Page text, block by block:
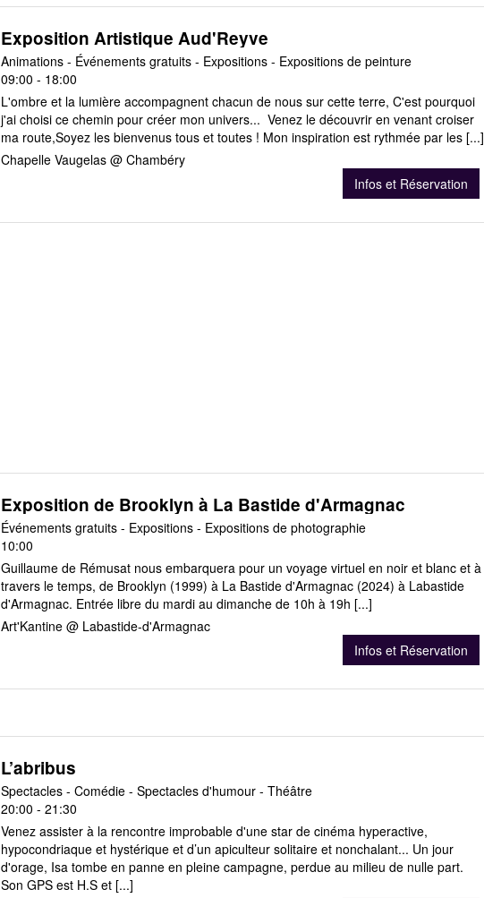
Exposition Artistique Aud'Reyve
Animations - Événements gratuits - Expositions - Expositions de peinture
09:00 - 18:00
L'ombre et la lumière accompagnent chacun de nous sur cette terre, C'est pourquoi
j'ai choisi ce chemin pour créer mon univers... Venez le découvrir en venant croiser
ma route,Soyez les bienvenus tous et toutes ! Mon inspiration est rythmée par les [...]
Chapelle Vaugelas @ Chambéry
Infos et Réservation
Exposition de Brooklyn à La Bastide d'Armagnac
Événements gratuits - Expositions - Expositions de photographie
10:00
Guillaume de Rémusat nous embarquera pour un voyage virtuel en noir et blanc et à
travers le temps, de Brooklyn (1999) à La Bastide d'Armagnac (2024) à Labastide
d'Armagnac. Entrée libre du mardi au dimanche de 10h à 19h [...]
Art'Kantine @ Labastide-d'Armagnac
Infos et Réservation
L’abribus
Spectacles - Comédie - Spectacles d'humour - Théâtre
20:00 - 21:30
Venez assister à la rencontre improbable d'une star de cinéma hyperactive,
hypocondriaque et hystérique et d’un apiculteur solitaire et nonchalant... Un jour
d'orage, Isa tombe en panne en pleine campagne, perdue au milieu de nulle part.
Son GPS est H.S et [...]